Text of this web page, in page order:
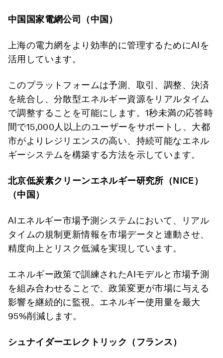
中国国家電網公司（中国）
上海の電力網をより効率的に管理するためにAIを
活用しています。
このプラットフォームは予測、取引、調整、決済
を統合し、分散型エネルギー資源をリアルタイム
で調整することを可能にします。1秒未満の応答時
間で15,000人以上のユーザーをサポートし、大都
市がよりレジリエンスの高い、持続可能なエネル
ギーシステムを構築する方法を示しています。
北京低炭素クリーンエネルギー研究所（NICE）
（中国）
AIエネルギー市場予測システムにおいて、リアル
タイムの規制更新情報を市場データと連動させ、
精度向上とリスク低減を実現しています。
エネルギー政策で訓練されたAIモデルと市場予測
を組み合わせることで、政策変更が市場に与える
影響を継続的に監視。エネルギー使用量を最大
95%削減します。
シュナイダーエレクトリック（フランス）